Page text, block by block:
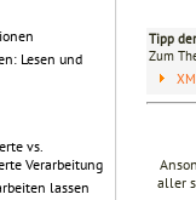
Lesen und
vs.
Verarbeitung
lassen
Tipp
Zum
aller